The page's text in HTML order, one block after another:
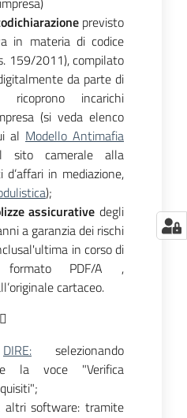
previsto
in materia di codice
159/2011), compilato
da parte di
incarichi
(si veda elenco
al Modello Antimafia
sito camerale alla
d’affari in mediazione,
);
assicurative degli
a garanzia dei rischi
in corso di
PDF/A ,
cartaceo.
DIRE: selezionando
e la voce "Verifica
altri software: tramite